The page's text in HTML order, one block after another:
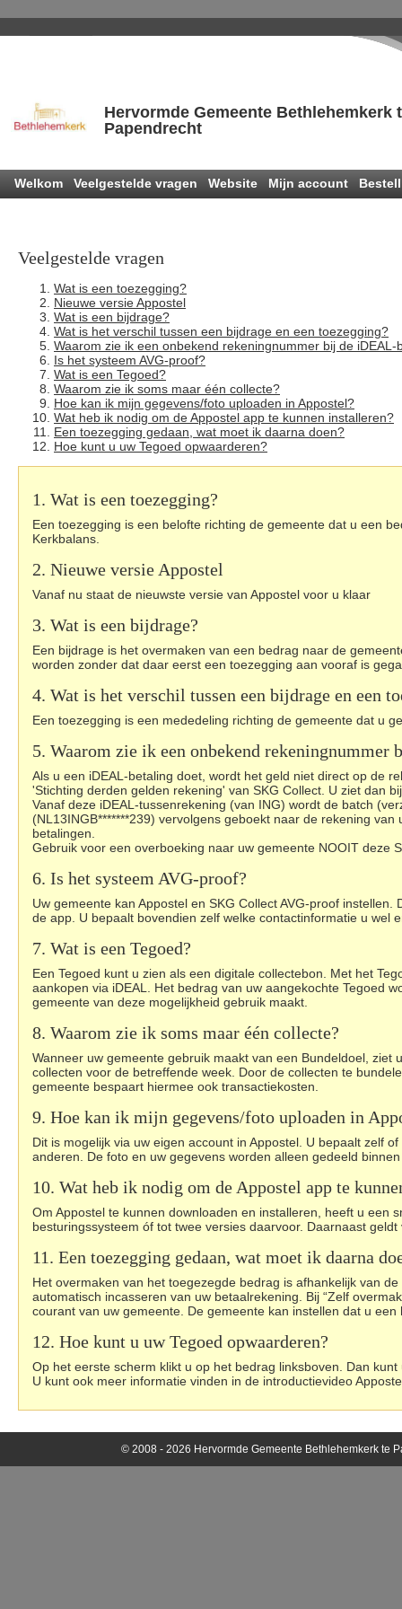
Hervormde Gemeente Bethlehemkerk
Papendrecht
Welkom Veelgestelde vragen Website Mijn account
Veelgestelde vragen
Wat is een toezegging?
Nieuwe versie Appostel
Wat is een bijdrage?
Wat is het verschil tussen een bijdrage en een toezegging?
Waarom zie ik een onbekend rekeningnummer bij de iDEAL-
Is het systeem AVG-proof?
Wat is een Tegoed?
Waarom zie ik soms maar één collecte?
Hoe kan ik mijn gegevens/foto uploaden in Appostel?
Wat heb ik nodig om de Appostel app te kunnen installeren?
Een toezegging gedaan, wat moet ik daarna doen?
Hoe kunt u uw Tegoed opwaarderen?
1. Wat is een toezegging?
Een toezegging is een belofte richting de gemeente dat u een
Kerkbalans.
2. Nieuwe versie Appostel
Vanaf nu staat de nieuwste versie van Appostel voor u klaar
3. Wat is een bijdrage?
Een bijdrage is het overmaken van een bedrag naar de
worden zonder dat daar eerst een toezegging aan vooraf is
4. Wat is het verschil tussen een bijdrage en een
Een toezegging is een mededeling richting de gemeente dat u
5. Waarom zie ik een onbekend
Als u een iDEAL-betaling doet, wordt het geld niet direct op de
'Stichting derden gelden rekening' van SKG Collect. U ziet dan
Vanaf deze iDEAL-tussenrekening (van ING) wordt de batch
(NL13INGB*******239) vervolgens geboekt naar de rekening
betalingen.
Gebruik voor een overboeking naar uw gemeente NOOIT deze
6. Is het systeem AVG-proof?
Uw gemeente kan Appostel en SKG Collect AVG-proof
de app. U bepaalt bovendien zelf welke contactinformatie u wel
7. Wat is een Tegoed?
Een Tegoed kunt u zien als een digitale collectebon. Met het
aankopen via iDEAL. Het bedrag van uw aangekochte Tegoed
gemeente van deze mogelijkheid gebruik maakt.
8. Waarom zie ik soms maar één collecte?
Wanneer uw gemeente gebruik maakt van een Bundeldoel,
collecten voor de betreffende week. Door de collecten te
gemeente bespaart hiermee ook transactiekosten.
9. Hoe kan ik mijn gegevens/foto uploaden in
Dit is mogelijk via uw eigen account in Appostel. U bepaalt zelf
anderen. De foto en uw gegevens worden alleen gedeeld
10. Wat heb ik nodig om de Appostel app te
Om Appostel te kunnen downloaden en installeren, heeft u een
besturingssysteem óf tot twee versies daarvoor. Daarnaast
11. Een toezegging gedaan, wat moet ik daarna
Het overmaken van het toegezegde bedrag is afhankelijk van
automatisch incasseren van uw betaalrekening. Bij “Zelf
courant van uw gemeente. De gemeente kan instellen dat u
12. Hoe kunt u uw Tegoed opwaarderen?
Op het eerste scherm klikt u op het bedrag linksboven. Dan
U kunt ook meer informatie vinden in de introductievideo
© 2008 - 2026 Hervormde Gemeente Bethlehemkerk te